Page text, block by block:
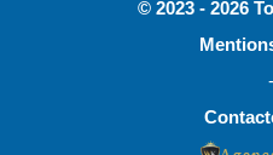
© 2023 - 2026
-